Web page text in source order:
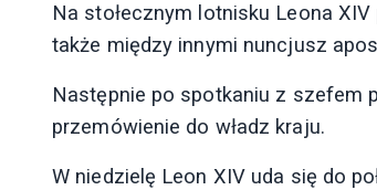
Na stołecznym lotnisku Leona
także między innymi nuncjusz
Następnie po spotkaniu z szefem
przemówienie do władz kraju.
W niedzielę Leon XIV uda się do